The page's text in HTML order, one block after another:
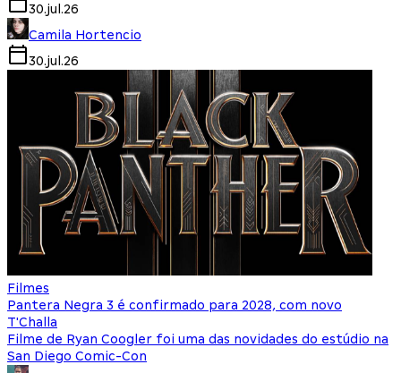
30.jul.26
Camila Hortencio
30.jul.26
Filmes
Pantera Negra 3 é confirmado para 2028, com novo
T'Challa
Filme de Ryan Coogler foi uma das novidades do estúdio na
San Diego Comic-Con